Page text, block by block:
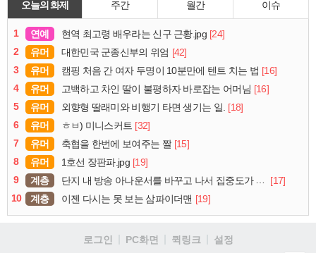
오늘의 화제 주간 월간 이슈
1 연예 현역 최고령 배우라는 신구 근황.jpg [24]
2
유머 대한민국 군종신부의 위엄 [42]
3
유머 캠핑 처음 간 여자 두명이 10분만에 텐트 치는 법 [16]
4
유머 고백하고 차인 딸이 불평하자 바로잡는 어머님 [16]
5
유머 외향형 딸래미와 비행기 타면 생기는 일. [18]
6
유머 ㅎㅂ) 미니스커트 [32]
7
유머 축협을 한번에 보여주는 짤 [15]
8
유머 1호선 장판파.jpg [19]
9
계층 단지 내 방송 아나운서를 바꾸고 나서 집중도가 확 올라갔다는 한 아파트의 안내방송
[17]
10
계층 이젠 다시는 못 보는 삼파이더맨 [19]
로그인 PC화면 퀵링크
설정